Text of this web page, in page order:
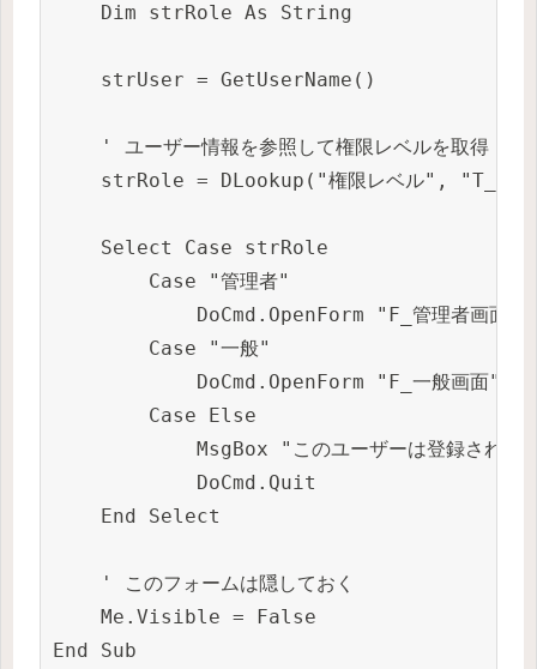
    Dim strRole As String
    strUser = GetUserName()
    ' ユーザー情報を参照して権限レベルを取得
strRole = DLookup("権限レベル", "T_ユ
    Select Case strRole
        Case "管理者"
            DoCmd.OpenForm "F_管理者画面"
        Case "一般"
            DoCmd.OpenForm "F_一般画面"
        Case Else
MsgBox "このユーザーは登録され
            DoCmd.Quit
    End Select
    ' このフォームは隠しておく
    Me.Visible = False
End Sub